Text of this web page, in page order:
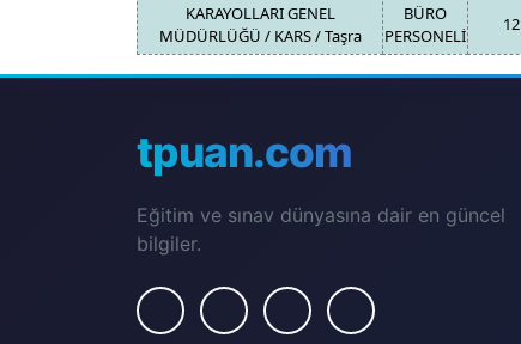
KARAYOLLARI GENEL
MÜDÜRLÜĞÜ / KARS / Taşra
BÜRO
PERSONELİ
12
tpuan.com
Eğitim ve sınav dünyasına dair en güncel
bilgiler.